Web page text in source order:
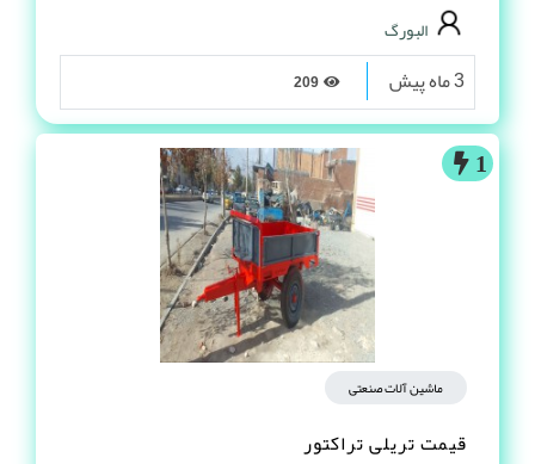
البورگ
3 ماه پیش
1
ماشین آلات صنعتی
قیمت تریلی تراکتور